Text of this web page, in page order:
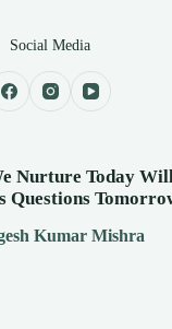
Social Media
Nurture Today
Questions
Kumar Mishra